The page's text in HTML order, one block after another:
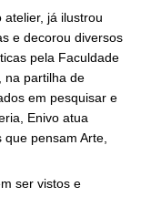
já ilustrou
e decorou diversos
pela Faculdade
na partilha de
em pesquisar e
Enivo atua
pensam Arte,
ser vistos e